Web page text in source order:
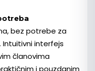
bez potrebe za
interfejs
članovima
i pouzdanim